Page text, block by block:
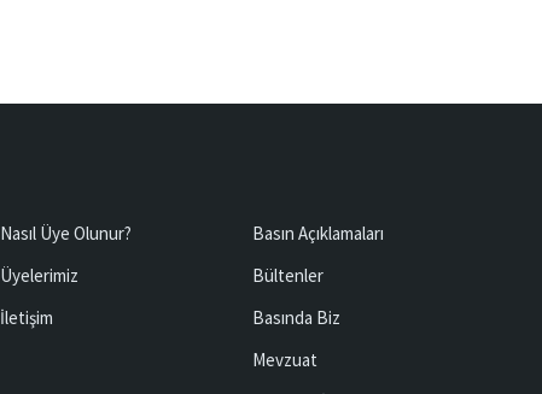
Nasıl Üye Olunur?
Üyelerimiz
İletişim
Basın Açıklamaları
Bültenler
Basında Biz
Mevzuat